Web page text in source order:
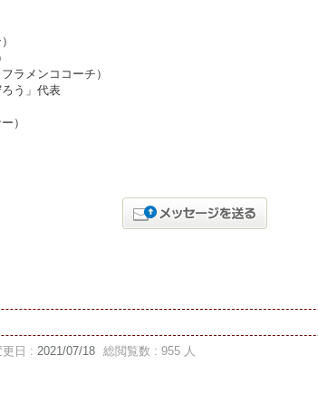
ラメンココーチ）
う」代表
）
更日 : 2021/07/18 総閲覧数 : 955 人